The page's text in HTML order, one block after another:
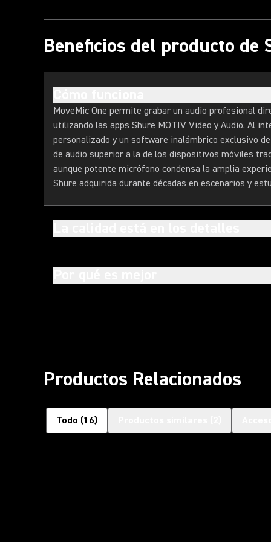
Beneficios del producto de
MoveMic One permite grabar un audio profesional
utilizando las apps Shure MOTIV Video y Audio. Al
personalizado y un software inalámbrico exclusivo
de audio superior a la de los dispositivos móviles
aunque potente micrófono condensa la amplia
Shure adquirida durante décadas en escenarios y
Productos Relacionados
Todo (16)